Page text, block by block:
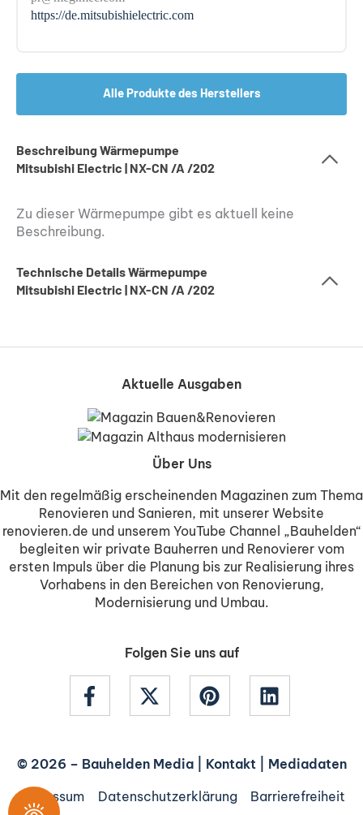
https://de.mitsubishielectric.com
Alle Produkte des Herstellers
Beschreibung Wärmepumpe
Mitsubishi Electric | NX-CN /A /202
Zu dieser Wärmepumpe gibt es aktuell keine
Beschreibung.
Technische Details Wärmepumpe
Mitsubishi Electric | NX-CN /A /202
Aktuelle Ausgaben
Über Uns
Mit den regelmäßig erscheinenden Magazinen zum Thema
Renovieren und Sanieren, mit unserer Website
renovieren.de und unserem YouTube Channel „Bauhelden“
begleiten wir private Bauherren und Renovierer vom
ersten Impuls über die Planung bis zur Realisierung ihres
Vorhabens in den Bereichen von Renovierung,
Modernisierung und Umbau.
Folgen Sie uns auf
© 2026 – Bauhelden Media| Kontakt| Mediadaten
Impressum
Datenschutzerklärung Barrierefreiheit